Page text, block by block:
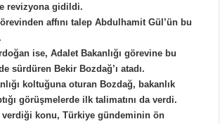
revizyona gidildi.
affını talep Abdulhamit Gül’ün bu
ise, Adalet Bakanlığı görevine bu
sürdüren Bekir Bozdağ’ı atadı.
koltuğuna oturan Bozdağ, bakanlık
görüşmelerde ilk talimatını da verdi.
verdiği konu, Türkiye gündeminin ön